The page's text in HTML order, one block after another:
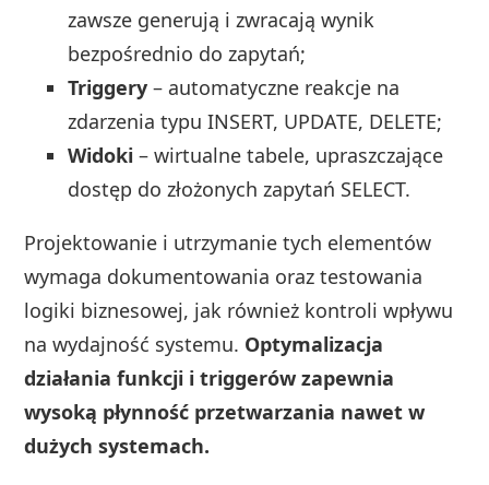
zawsze generują i zwracają wynik
bezpośrednio do zapytań;
Triggery – automatyczne reakcje na
zdarzenia typu INSERT, UPDATE, DELETE;
Widoki – wirtualne tabele, upraszczające
dostęp do złożonych zapytań SELECT.
Projektowanie i utrzymanie tych elementów
wymaga dokumentowania oraz testowania
logiki biznesowej, jak również kontroli wpływu
na wydajność systemu. Optymalizacja
działania funkcji i triggerów zapewnia
wysoką płynność przetwarzania nawet w
dużych systemach.